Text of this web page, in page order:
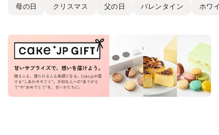
母の日 クリスマス 父の日 バレンタイン ホワ